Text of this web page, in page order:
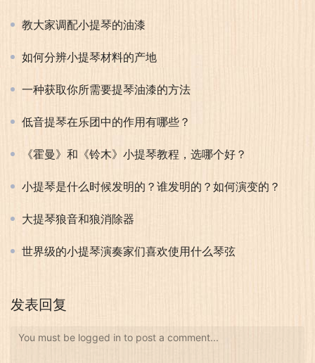
教大家调配小提琴的油漆
如何分辨小提琴材料的产地
一种获取你所需要提琴油漆的方法
低音提琴在乐团中的作用有哪些？
《霍曼》和《铃木》小提琴教程，选哪个好？
小提琴是什么时候发明的？谁发明的？如何演变的？
大提琴狼音和狼消除器
世界级的小提琴演奏家们喜欢使用什么琴弦
发表回复
You must be logged in to post a comment...